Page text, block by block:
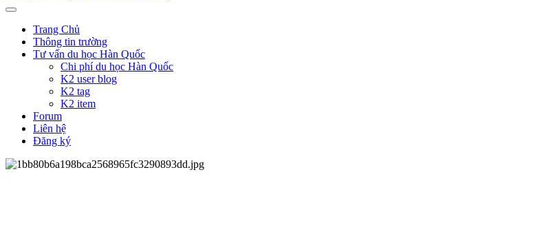
Trang Chủ
Thông tin trường
Tư vấn du học Hàn Quốc
Chi phí du học Hàn Quốc
K2 user blog
K2 tag
K2 item
Forum
Liên hệ
Đăng ký